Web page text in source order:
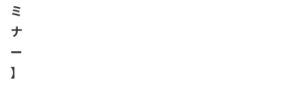
ミ
ナ
ー
】